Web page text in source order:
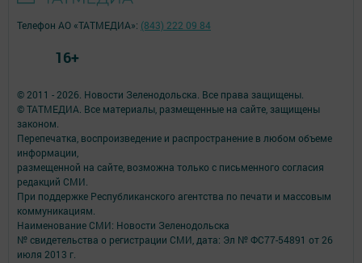
© 2011 - 2026. Новости Зеленодольска. Все права защищены.
© ТАТМЕДИА. Все материалы, размещенные на сайте, защищены
законом.
Перепечатка, воспроизведение и распространение в любом объеме
информации,
размещенной на сайте, возможна только с письменного согласия
редакций СМИ.
При поддержке Республиканского агентства по печати и массовым
коммуникациям.
Наименование СМИ: Новости Зеленодольска
№ свидетельства о регистрации СМИ, дата: Эл № ФС77-54891 от 26
июля 2013 г.
Телефон АО «ТАТМЕДИА»: (843) 222 09 84
16+